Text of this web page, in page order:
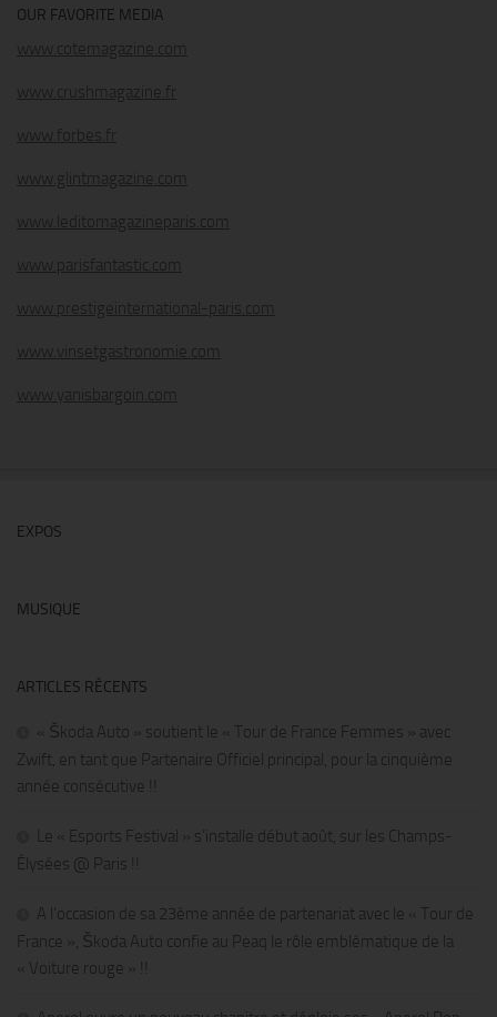
OUR FAVORITE MEDIA
www.cotemagazine.com
www.crushmagazine.fr
www.forbes.fr
www.glintmagazine.com
www.leditomagazineparis.com
www.parisfantastic.com
www.prestigeinternational-paris.com
www.vinsetgastronomie.com
www.yanisbargoin.com
EXPOS
MUSIQUE
ARTICLES RÉCENTS
« Škoda Auto » soutient le « Tour de France Femmes » avec
Zwift, en tant que Partenaire Officiel principal, pour la cinquième
année consécutive !!
Le « Esports Festival » s’installe début août, sur les Champs-
Élysées @ Paris !!
A l’occasion de sa 23ème année de partenariat avec le « Tour de
France », Škoda Auto confie au Peaq le rôle emblématique de la
« Voiture rouge » !!